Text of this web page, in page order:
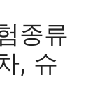
종류
, 슈